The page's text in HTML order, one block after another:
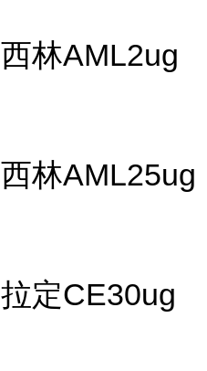
林AML2ug
林AML25ug
定CE30ug